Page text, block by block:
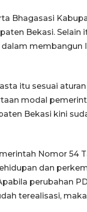
Bhagasasi
Bekasi. Selain
membangun
itu sesuai
modal
Bekasi kini
Nomor 54
dan
perubahan
terealisasi,